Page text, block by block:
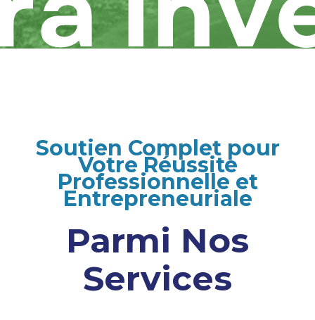
Soutien Complet pour
Votre Réussite
Professionnelle et
Entrepreneuriale
Parmi Nos
Services